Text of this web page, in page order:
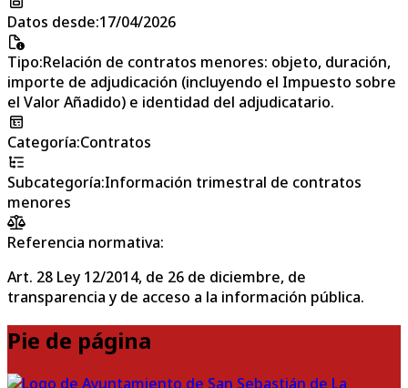
Datos desde:17/04/2026
Tipo:Relación de contratos menores: objeto, duración,
importe de adjudicación (incluyendo el Impuesto sobre
el Valor Añadido) e identidad del adjudicatario.
Categoría:Contratos
Subcategoría:Información trimestral de contratos
menores
Referencia normativa:
Art. 28 Ley 12/2014, de 26 de diciembre, de
transparencia y de acceso a la información pública.
Pie de página